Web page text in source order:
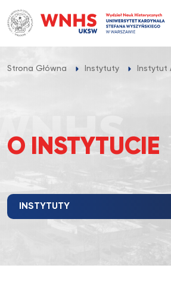
do
treści
Strona Główna Instytuty Instytut
O INSTYTUCIE
INSTYTUTY